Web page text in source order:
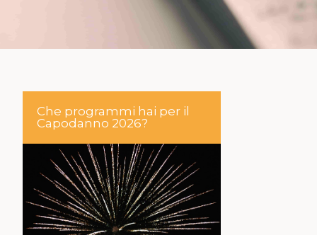
Che programmi hai per il
Capodanno 2026?